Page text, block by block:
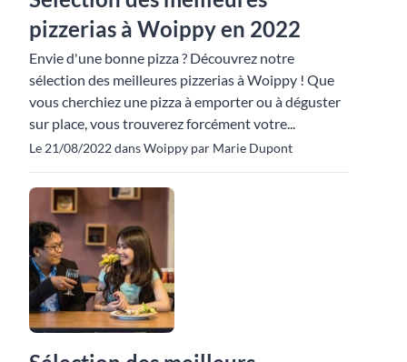
pizzerias à Woippy en 2022
Envie d'une bonne pizza ? Découvrez notre
sélection des meilleures pizzerias à Woippy ! Que
vous cherchiez une pizza à emporter ou à déguster
sur place, vous trouverez forcément votre...
Le 21/08/2022 dans Woippy par Marie Dupont